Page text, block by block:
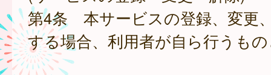
第4条 本サービスの登録、変更
する場合、利用者が自ら行うも